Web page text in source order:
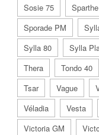
Sosie 75
Sporade PM
Sylla 80
Sylla
Thera
Tondo 40
Tsar
Vague
Véladia
Vesta
Victoria GM